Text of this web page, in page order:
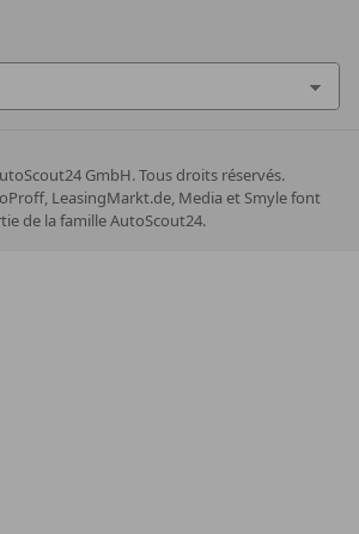
GmbH. Tous droits réservés.
LeasingMarkt.de, Media et Smyle font
de la famille AutoScout24.